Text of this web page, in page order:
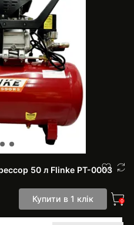
50 л Flinke PT-0003
Купити в 1 клік 0